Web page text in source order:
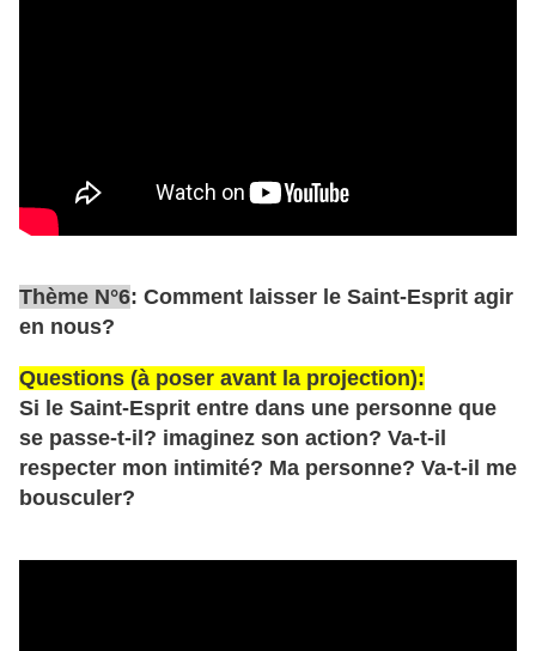
Thème N°6: Comment laisser le Saint-Esprit agir
en nous?
Questions (à poser avant la projection):
Si le Saint-Esprit entre dans une personne que
se passe-t-il? imaginez son action? Va-t-il
respecter mon intimité? Ma personne? Va-t-il me
bousculer?